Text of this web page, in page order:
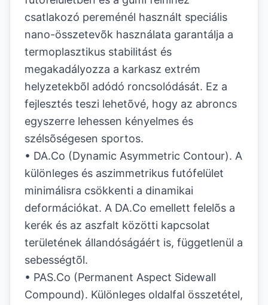
csatlakozó pereménél használt speciális
nano-összetevõk használata garantálja a
termoplasztikus stabilitást és
megakadályozza a karkasz extrém
helyzetekbõl adódó roncsolódását. Ez a
fejlesztés teszi lehetõvé, hogy az abroncs
egyszerre lehessen kényelmes és
szélsõségesen sportos.
• DA.Co (Dynamic Asymmetric Contour). A
különleges és aszimmetrikus futófelület
minimálisra csökkenti a dinamikai
deformációkat. A DA.Co emellett felelõs a
kerék és az aszfalt közötti kapcsolat
területének állandóságáért is, függetlenül a
sebességtõl.
• PAS.Co (Permanent Aspect Sidewall
Compound). Különleges oldalfal összetétel,